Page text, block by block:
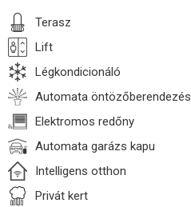
Terasz
Lift
Légkondicionáló
Automata öntözőberendezés
Elektromos redőny
Automata garázs kapu
Intelligens otthon
Privát kert